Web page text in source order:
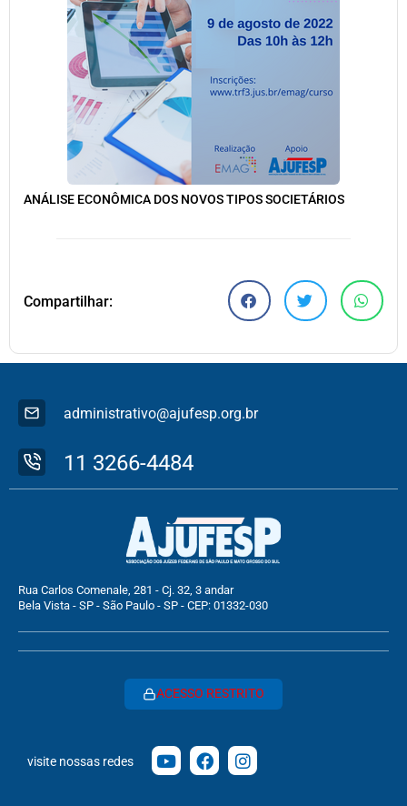
ANÁLISE ECONÔMICA DOS NOVOS TIPOS SOCIETÁRIOS
Compartilhar:
administrativo@ajufesp.org.br
11 3266-4484
Rua Carlos Comenale, 281 - Cj. 32, 3 andar
Bela Vista - SP - São Paulo - SP - CEP: 01332-030
ACESSO RESTRITO
visite nossas redes